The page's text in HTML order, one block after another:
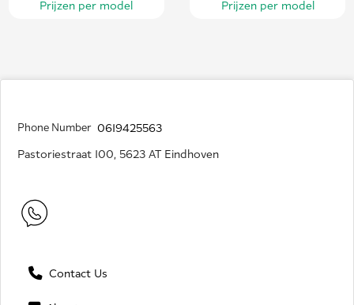
Prijzen per model Prijzen per model
Phone Number 0619425563
Pastoriestraat 100, 5623 AT Eindhoven
Contact Us